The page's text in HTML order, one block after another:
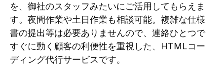
を、御社のスタッフみたいにご活用してもらえま
す。夜間作業や土日作業も相談可能。複雑な仕様
書の提出等は必要ありませんので、連絡ひとつで
すぐに動く顧客の利便性を重視した、HTMLコー
ディング代行サービスです。